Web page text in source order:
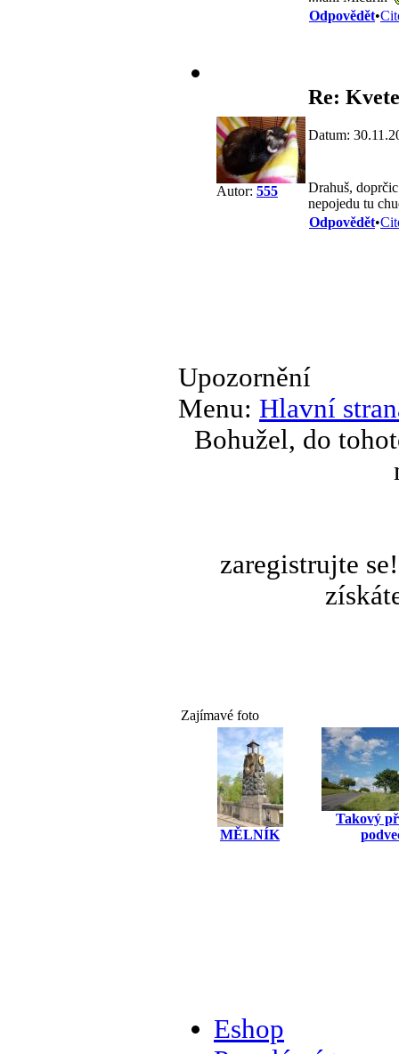
Odpovědět•
Autor: 555
Re:
Datum:
Drahuš,
nepojedu tu
Odpovědět•
Upozornění
Menu: Hlavní
Bohužel, do
zaregistrujte
Zajímavé foto
MĚLNÍK
Takový
Eshop